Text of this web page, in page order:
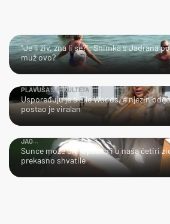
LOL
"Je li živ, zna li se?": Snimka s Jadrana
muž ovo?
PLAVUŠA S FAKULTETA
Uspoređuju je s Elle Woods, a njezin
postao je viralan
JAO...
Sunce može biti opasno i u naša četiri
prekasno shvatile